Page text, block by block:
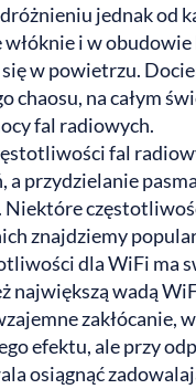
jednak od
i w
w powietrzu.
chaosu, na całym
fal radiowych.
fal
a przydzielanie
Niektóre
znajdziemy
dla WiFi ma
największą wadą
zakłócanie,
efektu, ale przy
osiągnąć